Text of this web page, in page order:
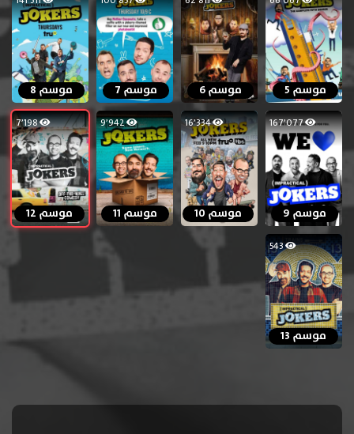
موسم 5 موسم 6 موسم 7 موسم 8
167٬077
موسم 9
16٬334
موسم 10
9٬942
موسم 11
7٬198
موسم 12
543
موسم 13